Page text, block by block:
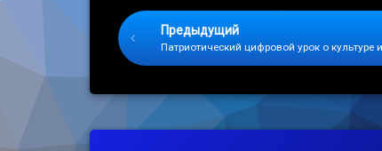
Keep Reading
Предыдущий
Патриотический цифровой урок о